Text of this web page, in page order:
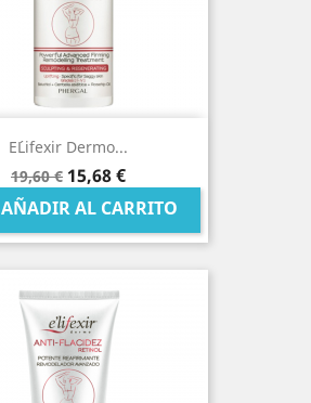
E´lifexir Dermo...
Precio
base
19,60 € Precio
15,68 €
AÑADIR AL CARRITO